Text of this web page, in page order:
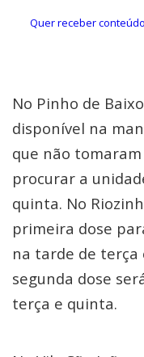
Quer receber
No Pinho de
disponível na
que não
procurar a
quinta. No
primeira dose
na tarde de terça
segunda dose
terça e quinta.